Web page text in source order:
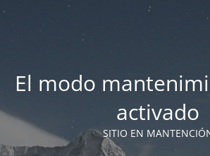
El modo
activado
SITIO EN